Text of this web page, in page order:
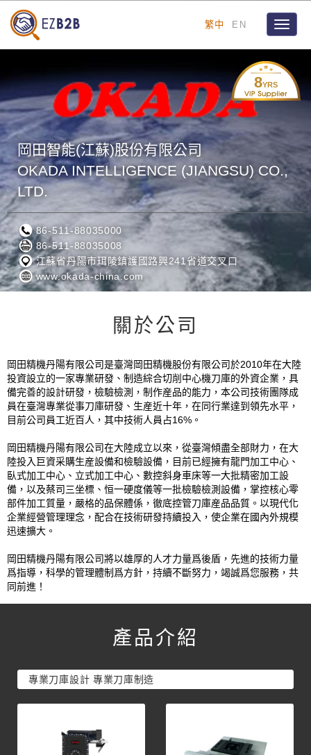
繁中 EN
Toggle
8YRS
岡田智能(江蘇)股份有限公司
OKADA INTELLIGENCE (JIANGSU) CO.,
LTD.
86-511-88035000
86-511-88035008
江蘇省丹陽市珥陵鎮護國路興241省道交叉口
www.okada-china.com
關於公司
岡田精機丹陽有限公司是臺灣岡田精機股份有限公司於2010年在大陸
投資設立的一家專業研發、制造綜合切削中心機刀庫的外資企業，具
備完善的設計研發，檢驗檢測，制作産品的能力，本公司技術團隊成
員在臺灣專業從事刀庫研發、生産近十年，在同行業達到領先水平，
目前公司員工近百人，其中技術人員占16%。
岡田精機丹陽有限公司在大陸成立以來，從臺灣傾盡全部財力，在大
陸投入巨資采購生産設備和檢驗設備，目前已經擁有龍門加工中心、
臥式加工中心、立式加工中心、數控斜身車床等一大批精密加工設
備，以及蔡司三坐標、恒一硬度儀等一批檢驗檢測設備，掌控核心零
部件加工質量，嚴格的品保體係，徹底控管刀庫産品品質。以現代化
企業經營管理理念，配合在技術研發持續投入，使企業在國內外規模
迅速擴大。
岡田精機丹陽有限公司將以雄厚的人才力量爲後盾，先進的技術力量
爲指導，科學的管理體制爲方針，持續不斷努力，竭誠爲您服務，共
同前進！
產品介紹
專業刀庫設計 專業刀庫制造